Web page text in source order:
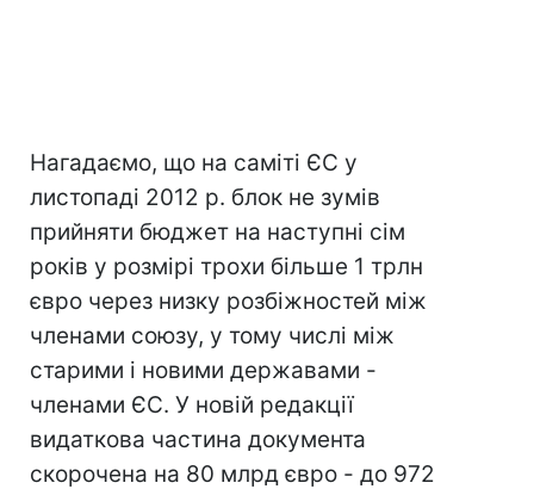
Нагадаємо, що на саміті ЄС у
листопаді 2012 р. блок не зумів
прийняти бюджет на наступні сім
років у розмірі трохи більше 1 трлн
євро через низку розбіжностей між
членами союзу, у тому числі між
старими і новими державами -
членами ЄС. У новій редакції
видаткова частина документа
скорочена на 80 млрд євро - до 972